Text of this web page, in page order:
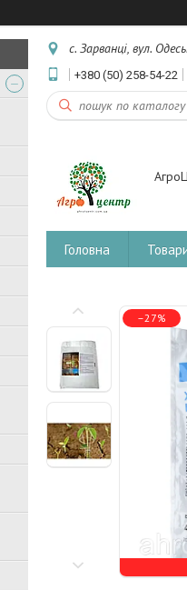
с. Зарванці, вул.
+380 (50) 258-54-22
Головна
–27%